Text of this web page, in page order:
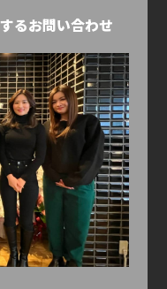
るお問い合わせ